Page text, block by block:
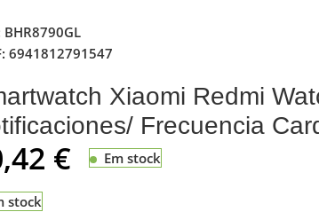
BHR8790GL
6941812791547
Xiaomi Redmi
Frecuencia
€ Em stock
stock